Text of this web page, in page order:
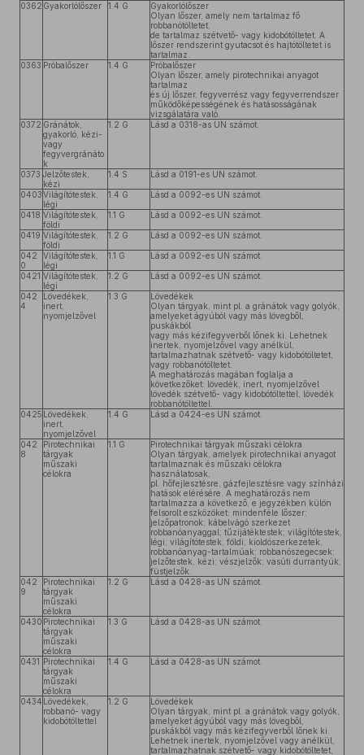
0362 Gyakorlólőszer 1.4 G
Gyakorlólőszer
Olyan lőszer, amely nem tartalmaz fő
robbanótöltetet,
de tartalmaz szétvető- vagy kidobótöltetet. A
lőszer rendszerint gyutacsot és hajtótöltetet is
tartalmaz.
0363 Próbalőszer 1.4 G
Próbalőszer
Olyan lőszer, amely pirotechnikai anyagot
tartalmaz
és új lőszer, fegyverrész vagy fegyverrendszer
működőképességének és hatásosságának
vizsgálatára való.
0372 Gránátok,
gyakorló, kézi-
vagy
fegyvergránáto
k
1.2 G Lásd a 0318-as UN számot.
0373 Jelzőtestek,
kézi
1.4 S Lásd a 0191-es UN számot.
0403Világítótestek,
légi
1.4 G Lásd a 0092-es UN számot.
0418 Világítótestek,
földi
1.1 G Lásd a 0092-es UN számot.
0419 Világítótestek,
földi
1.2 G Lásd a 0092-es UN számot.
042
0
Világítótestek,
légi
1.1 G Lásd a 0092-es UN számot.
0421 Világítótestek,
légi
1.2 G Lásd a 0092-es UN számot.
042
4
Lövedékek,
inert,
nyomjelzővel
1.3 G
Lövedékek
Olyan tárgyak, mint pl. a gránátok vagy golyók,
amelyeket ágyúból vagy más lövegből,
puskákból
vagy más kézifegyverből lőnek ki. Lehetnek
inertek, nyomjelzővel vagy anélkül,
tartalmazhatnak szétvető- vagy kidobótöltetet,
vagy robbanótöltetet.
A meghatározás magában foglalja a
következőket: lövedék, inert, nyomjelzővel
lövedék szétvető- vagy kidobótöltettel, lövedék
robbanótöltettel.
0425 Lövedékek,
inert,
nyomjelzővel
1.4 G Lásd a 0424-es UN számot.
042
8
Pirotechnikai
tárgyak
műszaki
célokra
1.1 G
Pirotechnikai tárgyak műszaki célokra
Olyan tárgyak, amelyek pirotechnikai anyagot
tartalmaznak és műszaki célokra
használatosak,
pl. hőfejlesztésre, gázfejlesztésre vagy színházi
hatások elérésére. A meghatározás nem
tartalmazza a következő, e jegyzékben külön
felsorolt eszközöket: mindenféle lőszer;
jelzőpatronok; kábelvágó szerkezet
robbanóanyaggal; tűzijátéktestek; világítótestek,
légi; világítótestek, földi; kioldószerkezetek,
robbanóanyag-tartalmúak; robbanószegecsek;
jelzőtestek, kézi; vészjelzők; vasúti durrantyúk;
füstjelzők.
042
9
Pirotechnikai
tárgyak
műszaki
célokra
1.2 G Lásd a 0428-as UN számot.
0430 Pirotechnikai
tárgyak
műszaki
célokra
1.3 G Lásd a 0428-as UN számot.
0431 Pirotechnikai
tárgyak
műszaki
célokra
1.4 G Lásd a 0428-as UN számot.
0434 Lövedékek,
robbanó- vagy
kidobótöltettel
1.2 G
Lövedékek
Olyan tárgyak, mint pl. a gránátok vagy golyók,
amelyeket ágyúból vagy más lövegből,
puskákból vagy más kézifegyverből lőnek ki.
Lehetnek inertek, nyomjelzővel vagy anélkül,
tartalmazhatnak szétvető- vagy kidobótöltetet,